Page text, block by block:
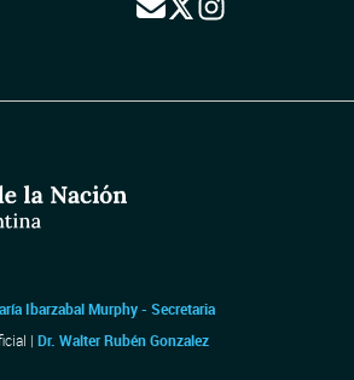
Ibarzabal Murphy - Secretaria
| Dr. Walter Rubén Gonzalez